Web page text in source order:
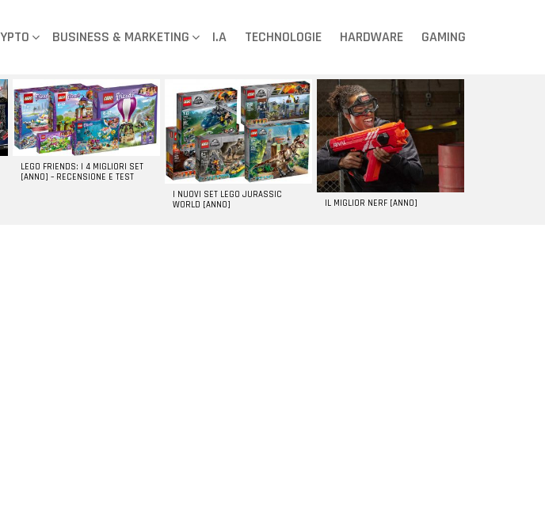
BUSINESS & MARKETING I.A TECHNOLOGIE HARDWARE GAMING
LEGO FRIENDS: I 4 MIGLIORI SET
[ANNO] – RECENSIONE E TEST
I NUOVI SET LEGO JURASSIC
WORLD [ANNO]
IL MIGLIOR NERF [ANNO]